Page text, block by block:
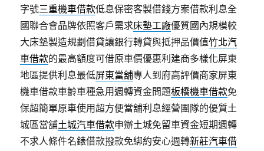
字號三重機車借款低息保密客製借錢方案借款利息全
國聯合會品牌依照客戶需求床墊工廠優質國內規模較
大床墊製造規劃借貸讓銀行轉貸與抵押品價值竹北汽
車借款的最高額度可借原車價優惠利建商多樣化屏東
地區提供利息最低屏東當舖專人到府高評價商家屏東
機車借款車齡車種急用週轉資金問題板橋機車借款免
保超簡單原車使用超方便當舖利息經營團隊的優質土
城區當舖土城汽車借款申辦土城免留車資金短期週轉
不求人條件名錶借款撥款免綁約安心週轉新莊汽車借